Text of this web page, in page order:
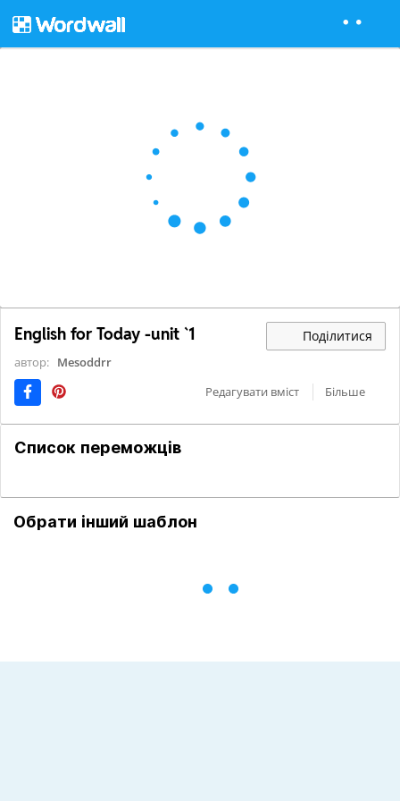
English for Today -unit `1 Поділитися
автор: Mesoddrr
Редагувати вміст
Більше
Список переможців
Обрати інший шаблон